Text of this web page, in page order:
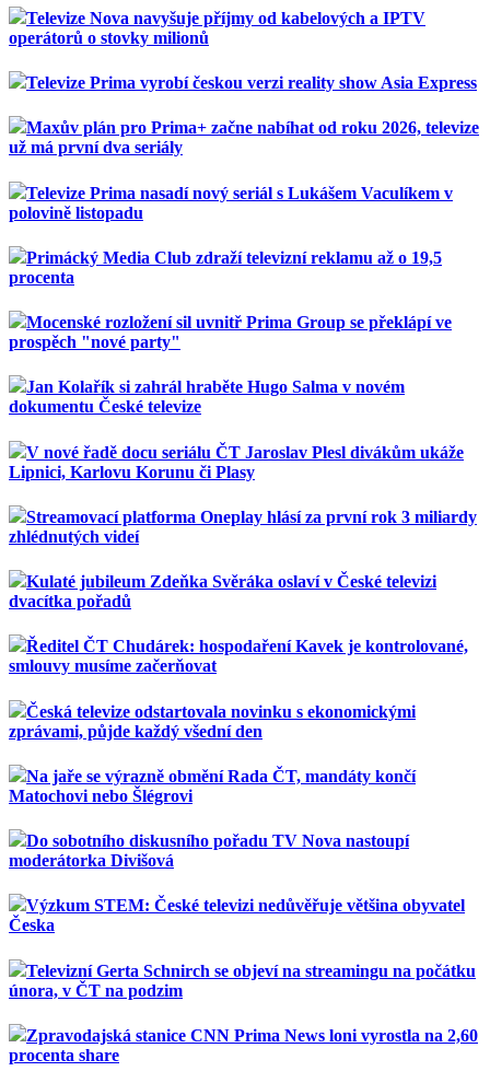
Televize Nova navyšuje příjmy od kabelových a IPTV
operátorů o stovky milionů
Televize Prima vyrobí českou verzi reality show Asia Express
Maxův plán pro Prima+ začne nabíhat od roku 2026, televize
už má první dva seriály
Televize Prima nasadí nový seriál s Lukášem Vaculíkem v
polovině listopadu
Primácký Media Club zdraží televizní reklamu až o 19,5
procenta
Mocenské rozložení sil uvnitř Prima Group se překlápí ve
prospěch "nové party"
Jan Kolařík si zahrál hraběte Hugo Salma v novém
dokumentu České televize
V nové řadě docu seriálu ČT Jaroslav Plesl divákům ukáže
Lipnici, Karlovu Korunu či Plasy
Streamovací platforma Oneplay hlásí za první rok 3 miliardy
zhlédnutých videí
Kulaté jubileum Zdeňka Svěráka oslaví v České televizi
dvacítka pořadů
Ředitel ČT Chudárek: hospodaření Kavek je kontrolované,
smlouvy musíme začerňovat
Česká televize odstartovala novinku s ekonomickými
zprávami, půjde každý všední den
Na jaře se výrazně obmění Rada ČT, mandáty končí
Matochovi nebo Šlégrovi
Do sobotního diskusního pořadu TV Nova nastoupí
moderátorka Divišová
Výzkum STEM: České televizi nedůvěřuje většina obyvatel
Česka
Televizní Gerta Schnirch se objeví na streamingu na počátku
února, v ČT na podzim
Zpravodajská stanice CNN Prima News loni vyrostla na 2,60
procenta share